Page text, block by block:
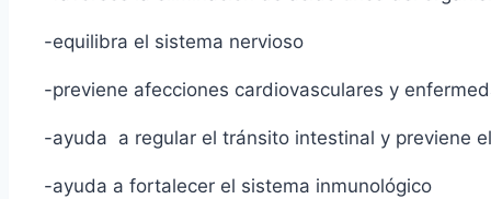
-equilibra el sistema nervioso
-previene afecciones cardiovasculares y
-ayuda a regular el tránsito intestinal y previene
-ayuda a fortalecer el sistema inmunológico